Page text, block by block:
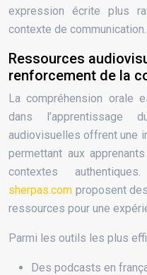
expression écrite plus
contexte de communication.
Ressources
renforcement de la
La compréhension orale
dans l’apprentissage
audiovisuelles offrent une
permettant aux
contextes
sherpas.com proposent
ressources pour une
Parmi les outils les plus
Des podcasts en